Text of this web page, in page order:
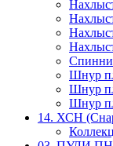
Шнур
Шнур
Шнур
14. ХСН